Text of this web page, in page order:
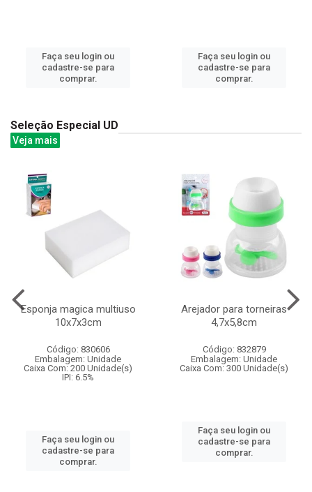
Faça seu login ou
cadastre-se para
comprar.
Faça seu login ou
cadastre-se para
comprar.
Seleção Especial UD
Veja mais
Esponja magica multiuso
10x7x3cm
Código: 830606
Embalagem: Unidade
Caixa Com: 200 Unidade(s)
IPI: 6.5%
Faça seu login ou
cadastre-se para
comprar.
Arejador para torneiras
4,7x5,8cm
Código: 832879
Embalagem: Unidade
Caixa Com: 300 Unidade(s)
Faça seu login ou
cadastre-se para
comprar.